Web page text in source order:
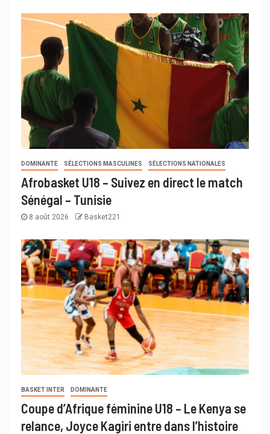
DOMINANTE SÉLECTIONS MASCULINES SÉLECTIONS NATIONALES
Afrobasket U18 – Suivez en direct le match
Sénégal – Tunisie
8 août 2026 Basket221
BASKET INTER DOMINANTE
Coupe d’Afrique féminine U18 – Le Kenya se
relance, Joyce Kagiri entre dans l’histoire